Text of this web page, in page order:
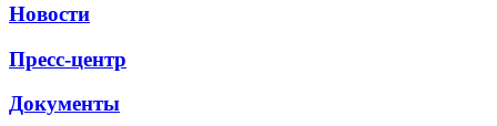
Новости
Пресс-центр
Документы